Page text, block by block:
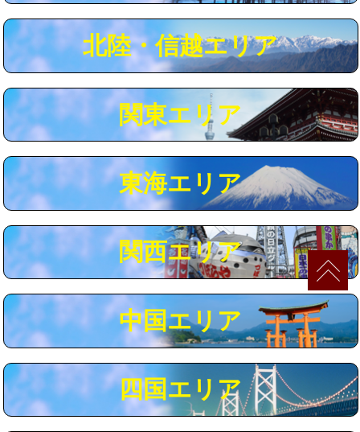
給水管工事※（ライニング鋼管・銅
管・ポリ管・HT管使用/3ｍ超え)
+8,800円
マス交換（土の掘削・埋め戻し作業） 11,000円~
マス交換（深さ50㎝未満） 55,000円
マス交換（深さ50㎝以上） 66,000円
コンクリート斫り（厚さ10㎝まで） 27,500円
コンクリート斫り（厚さ10㎝超え） 38,500円
モルタル補修（厚さ10㎝まで） 27,500円
追加人工 16,500円
※給水管工事は20mmまでの価格です。
北陸・信越エリア
関東エリア
東海エリア
関西エリア
中国エリア
四国エリア